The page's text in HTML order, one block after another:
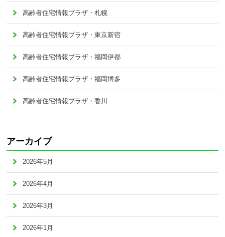
高齢者住宅情報プラザ・札幌
高齢者住宅情報プラザ・東京新宿
高齢者住宅情報プラザ・福岡伊都
高齢者住宅情報プラザ・福岡博多
高齢者住宅情報プラザ・香川
アーカイブ
2026年5月
2026年4月
2026年3月
2026年1月